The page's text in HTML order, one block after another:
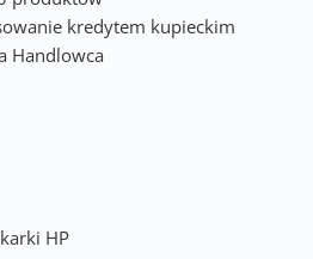
kredytem kupieckim
Handlowca
HP